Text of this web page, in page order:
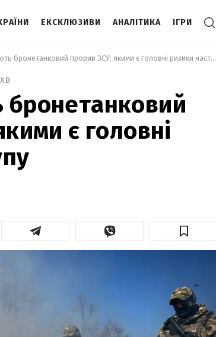
ЕКСКЛЮЗИВИ АНАЛІТИКА ІГРИ
Прогнозують бронетанковий прорив ЗСУ: якими є головні ризики наступу
бронетанковий
є головні